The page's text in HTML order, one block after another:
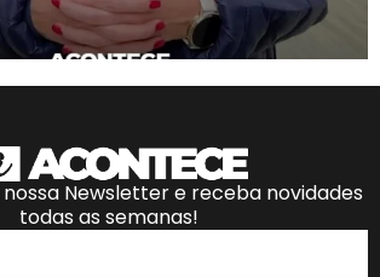
Newsletter e receba novidades
todas as semanas!